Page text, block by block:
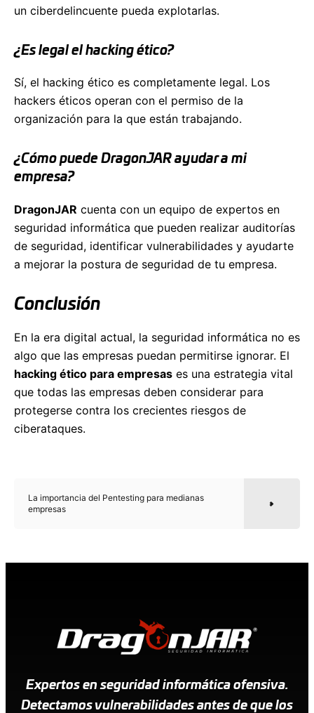
un ciberdelincuente pueda explotarlas.
¿Es legal el hacking ético?
Sí, el hacking ético es completamente legal. Los
hackers éticos operan con el permiso de la
organización para la que están trabajando.
¿Cómo puede DragonJAR ayudar a mi
empresa?
DragonJAR cuenta con un equipo de expertos en
seguridad informática que pueden realizar auditorías
de seguridad, identificar vulnerabilidades y ayudarte
a mejorar la postura de seguridad de tu empresa.
Conclusión
En la era digital actual, la seguridad informática no es
algo que las empresas puedan permitirse ignorar. El
hacking ético para empresas es una estrategia vital
que todas las empresas deben considerar para
protegerse contra los crecientes riesgos de
ciberataques.
La importancia del Pentesting para medianas
empresas
Expertos en seguridad informática ofensiva.
Detectamos vulnerabilidades antes de que los